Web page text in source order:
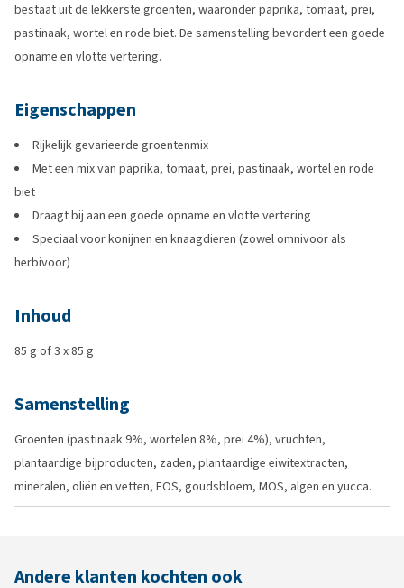
bestaat uit de lekkerste groenten, waaronder paprika, tomaat, prei,
pastinaak, wortel en rode biet. De samenstelling bevordert een goede
opname en vlotte vertering.
Eigenschappen
Rijkelijk gevarieerde groentenmix
Met een mix van paprika, tomaat, prei, pastinaak, wortel en rode
biet
Draagt bij aan een goede opname en vlotte vertering
Speciaal voor konijnen en knaagdieren (zowel omnivoor als
herbivoor)
Inhoud
85 g of 3 x 85 g
Samenstelling
Groenten (pastinaak 9%, wortelen 8%, prei 4%), vruchten,
plantaardige bijproducten, zaden, plantaardige eiwitextracten,
mineralen, oliën en vetten, FOS, goudsbloem, MOS, algen en yucca.
Andere klanten kochten ook